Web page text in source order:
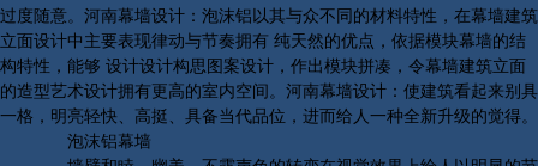
过度随意。河南幕墙设计：泡沫铝以其与众不同的材料特性，在幕墙建筑
立面设计中主要表现律动与节奏拥有 纯天然的优点，依据模块幕墙的结
构特性，能够 设计设计构思图案设计，作出模块拼凑，令幕墙建筑立面
的造型艺术设计拥有更高的室内空间。河南幕墙设计：使建筑看起来别具
一格，明亮轻快、高挺、具备当代品位，进而给人一种全新升级的觉得。
泡沫铝幕墙